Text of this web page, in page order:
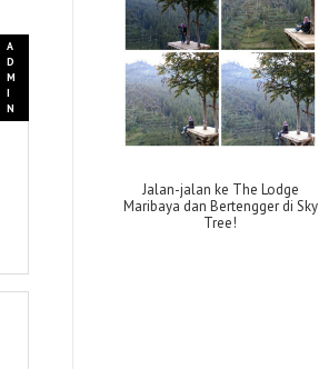
Jalan-jalan ke The Lodge
Maribaya dan Bertengger di Sky
Tree!